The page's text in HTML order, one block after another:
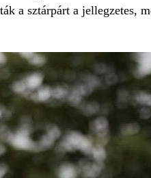
a sztárpárt a jellegzetes,